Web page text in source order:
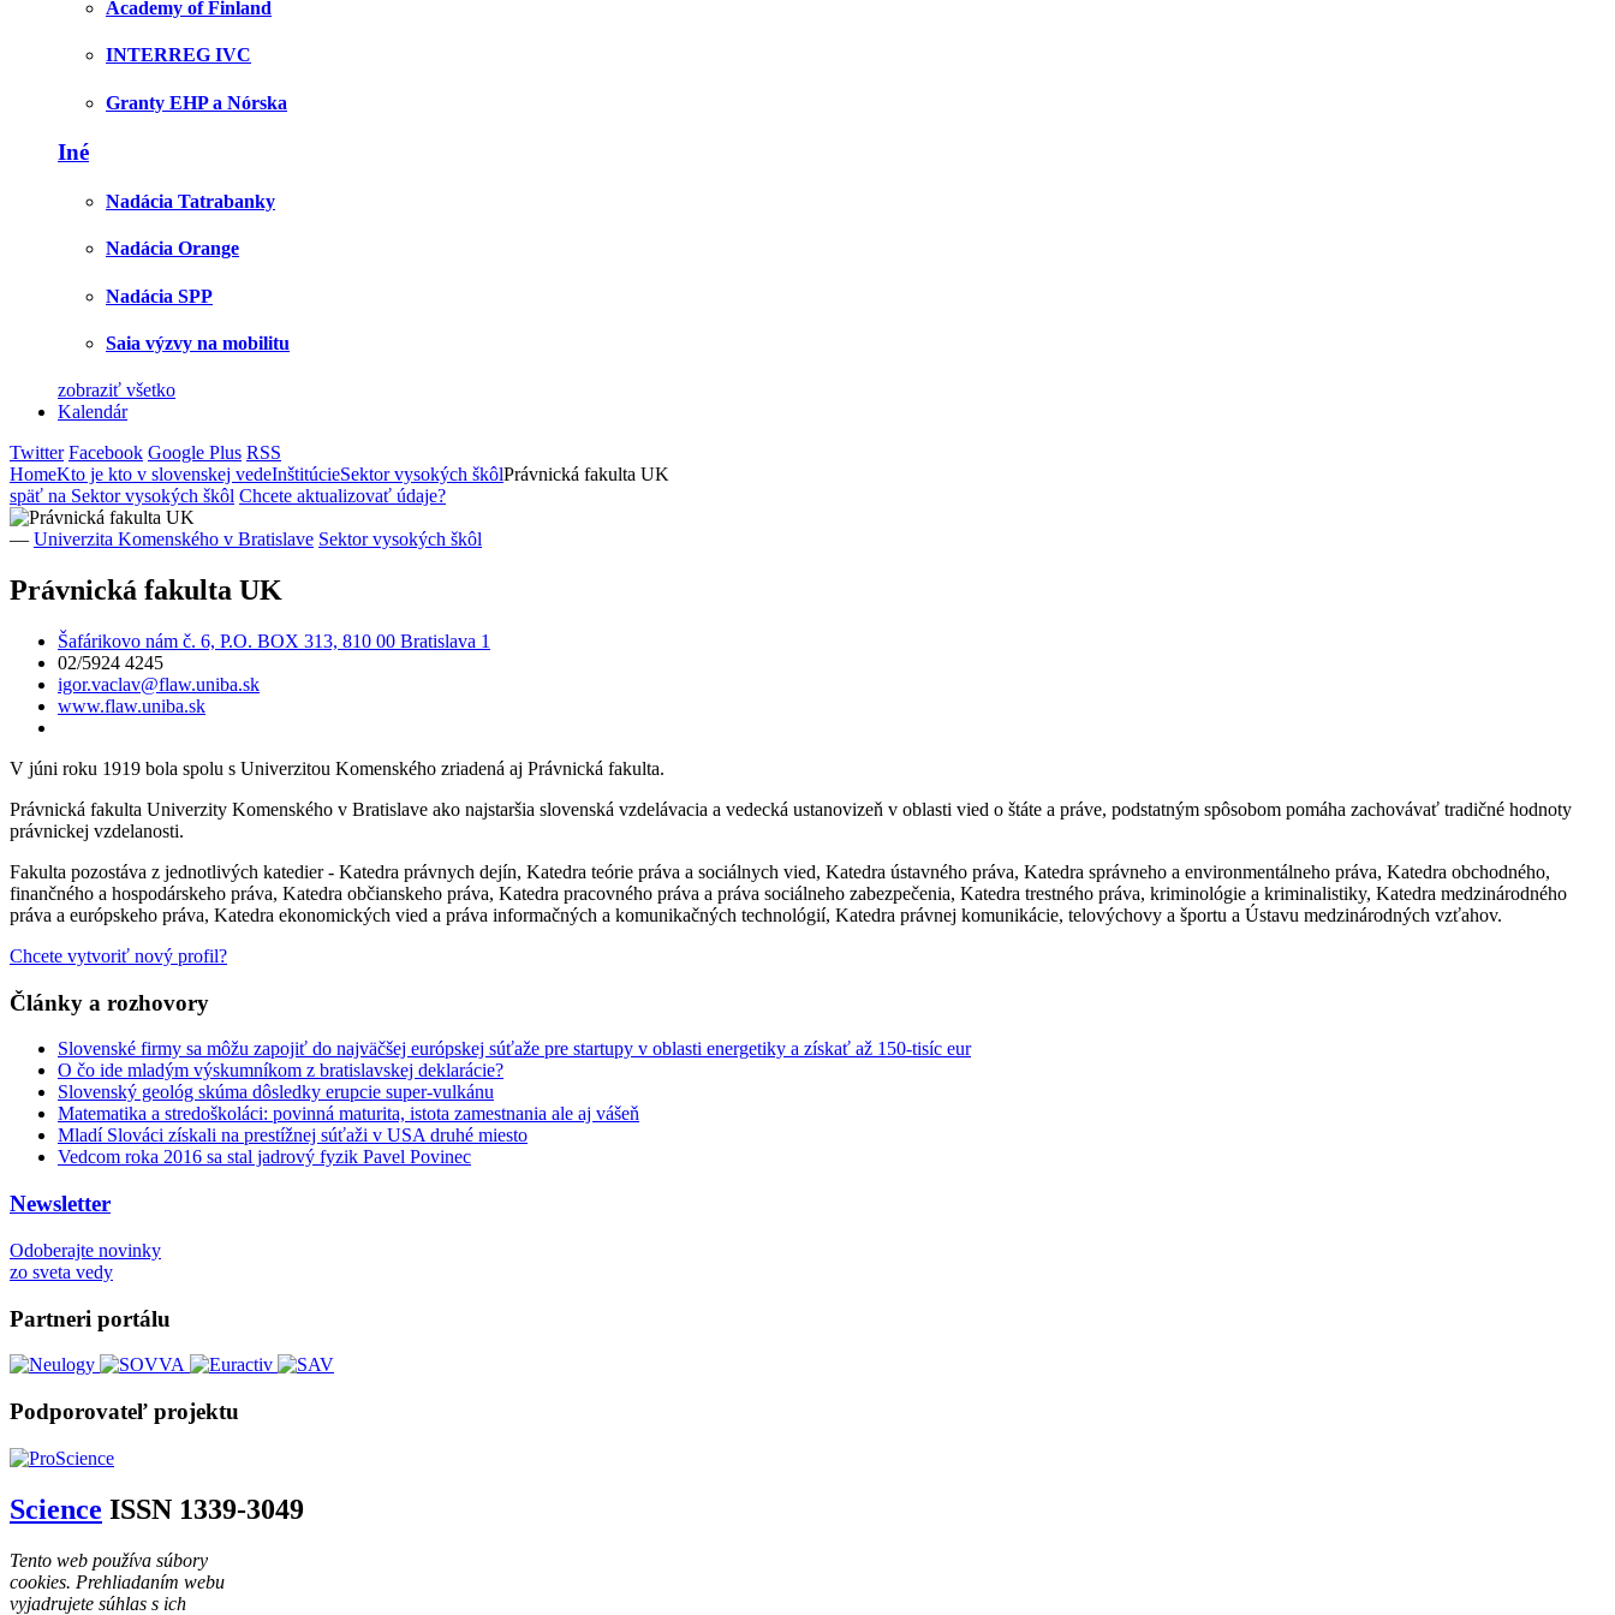
Academy of Finland
INTERREG IVC
Granty EHP a Nórska
Iné
Nadácia Tatrabanky
Nadácia Orange
Nadácia SPP
Saia výzvy na mobilitu
zobraziť všetko
Kalendár
Twitter Facebook Google Plus RSS
HomeKto je kto v slovenskej vedeInštitúcieSektor vysokých škôlPrávnická fakulta UK
späť na Sektor vysokých škôl Chcete aktualizovať údaje?
— Univerzita Komenského v Bratislave Sektor vysokých škôl
Právnická fakulta UK
Šafárikovo nám č. 6, P.O. BOX 313, 810 00 Bratislava 1
02/5924 4245
igor.vaclav@flaw.uniba.sk
www.flaw.uniba.sk
V júni roku 1919 bola spolu s Univerzitou Komenského zriadená aj Právnická fakulta.
Právnická fakulta Univerzity Komenského v Bratislave ako najstaršia slovenská vzdelávacia a vedecká ustanovizeň v oblasti vied o štáte a práve, podstatným spôsobom pomáha zachovávať tradičné hodnoty
právnickej vzdelanosti.
Fakulta pozostáva z jednotlivých katedier - Katedra právnych dejín, Katedra teórie práva a sociálnych vied, Katedra ústavného práva, Katedra správneho a environmentálneho práva, Katedra obchodného,
finančného a hospodárskeho práva, Katedra občianskeho práva, Katedra pracovného práva a práva sociálneho zabezpečenia, Katedra trestného práva, kriminológie a kriminalistiky, Katedra medzinárodného
práva a európskeho práva, Katedra ekonomických vied a práva informačných a komunikačných technológií, Katedra právnej komunikácie, telovýchovy a športu a Ústavu medzinárodných vzťahov.
Chcete vytvoriť nový profil?
Články a rozhovory
Slovenské firmy sa môžu zapojiť do najväčšej európskej súťaže pre startupy v oblasti energetiky a získať až 150-tisíc eur
O čo ide mladým výskumníkom z bratislavskej deklarácie?
Slovenský geológ skúma dôsledky erupcie super-vulkánu
Matematika a stredoškoláci: povinná maturita, istota zamestnania ale aj vášeň
Mladí Slováci získali na prestížnej súťaži v USA druhé miesto
Vedcom roka 2016 sa stal jadrový fyzik Pavel Povinec
Newsletter
Odoberajte novinky
zo sveta vedy
Partneri portálu
Podporovateľ projektu
Science ISSN 1339-3049
Tento web používa súbory
cookies. Prehliadaním webu
vyjadrujete súhlas s ich